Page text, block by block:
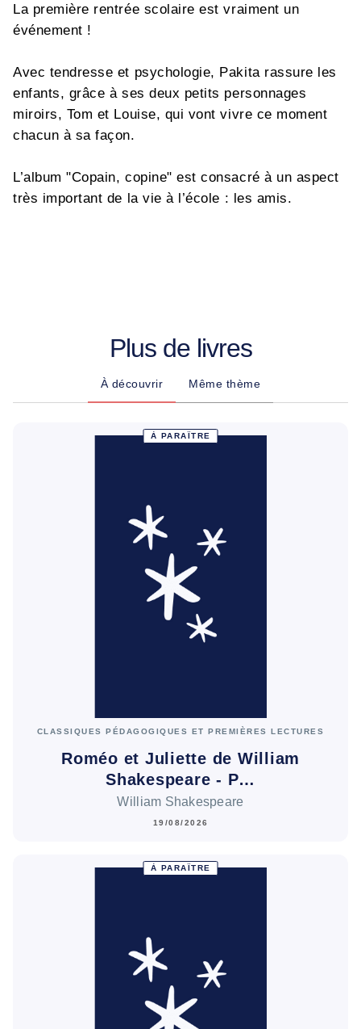
La première rentrée scolaire est vraiment un
événement !
Avec tendresse et psychologie, Pakita rassure les
enfants, grâce à ses deux petits personnages
miroirs, Tom et Louise, qui vont vivre ce moment
chacun à sa façon.
L’album "Copain, copine" est consacré à un aspect
très important de la vie à l’école : les amis.
Plus de livres
À découvrir Même thème
À PARAÎTRE
CLASSIQUES PÉDAGOGIQUES ET PREMIÈRES LECTURES
Roméo et Juliette de William
Shakespeare - P…
William Shakespeare
19/08/2026
À PARAÎTRE